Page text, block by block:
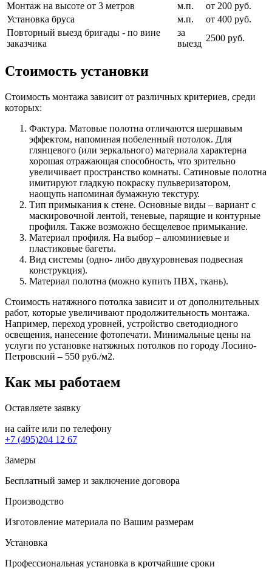
Монтаж на высоте от 3 метров
м.п.
от 200 руб.
Установка бруса
м.п.
от 400 руб.
Повторный выезд бригады - по вине
заказчика
за
выезд
2500 руб.
Стоимость установки
Стоимость монтажа зависит от различных критериев, среди
которых:
Фактура. Матовые полотна отличаются шершавым
эффектом, напоминая побеленный потолок. Для
глянцевого (или зеркального) материала характерна
хорошая отражающая способность, что зрительно
увеличивает пространство комнаты. Сатиновые полотна
имитируют гладкую покраску пульверизатором,
наощупь напоминая бумажную текстуру.
Тип примыкания к стене. Основные виды – вариант с
маскировочной лентой, теневые, парящие и контурные
профиля. Также возможно бесщелевое примыкание.
Материал профиля. На выбор – алюминиевые и
пластиковые багеты.
Вид системы (одно- либо двухуровневая подвесная
конструкция).
Материал полотна (можно купить ПВХ, ткань).
Стоимость натяжного потолка зависит и от дополнительных
работ, которые увеличивают продолжительность монтажа.
Например, переход уровней, устройство светодиодного
освещения, нанесение фотопечати. Минимальные цены на
услуги по установке натяжных потолков по городу Лосино-
Петровский – 550 руб./м2.
Как мы работаем
Оставляете заявку
на сайте или по телефону
+7 (495)204 12 67
Замеры
Бесплатный замер и заключение договора
Производство
Изготовление материала по Вашим размерам
Установка
Профессиональная установка в кротчайшие сроки